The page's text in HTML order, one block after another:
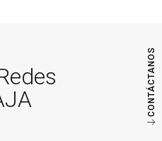
CONTÁCTANOS